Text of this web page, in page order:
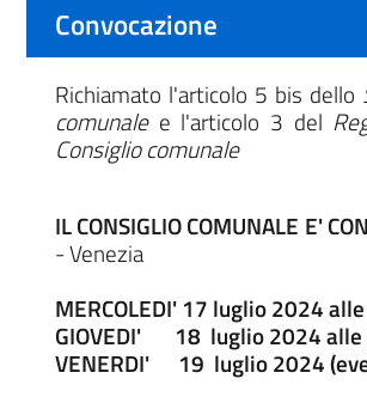
Convocazione
Richiamato l'articolo 5 bis dello
comunalee l'articolo 3 del
Consiglio comunale
IL CONSIGLIO COMUNALE E'
- Venezia
MERCOLEDI' 17 luglio 2024
GIOVEDI' 18 luglio 2024
VENERDI' 19 luglio 2024